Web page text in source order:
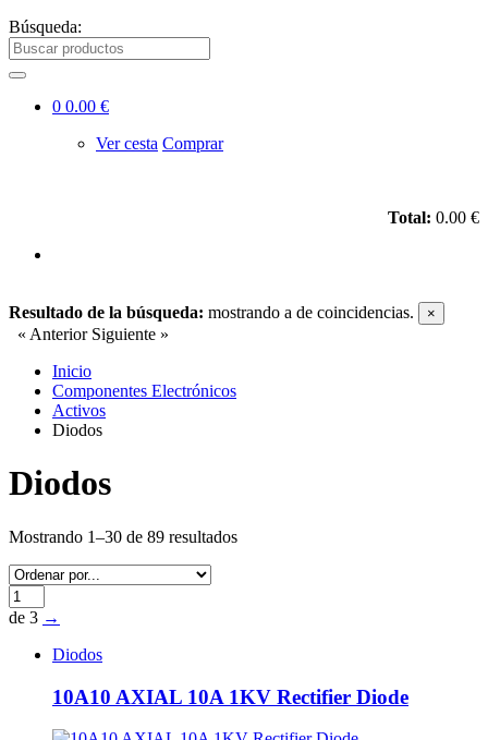
Búsqueda:
0 0.00 €
Ver cesta Comprar
Total: 0.00 €
Resultado de la búsqueda: mostrando a de coincidencias. ×
« Anterior Siguiente »
Inicio
Componentes Electrónicos
Activos
Diodos
Diodos
Mostrando 1–30 de 89 resultados
de 3 →
Diodos
10A10 AXIAL 10A 1KV Rectifier Diode